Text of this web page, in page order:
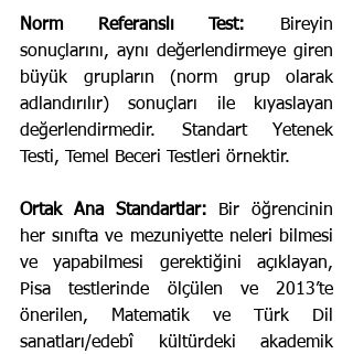
Norm Referanslı Test: Bireyin
sonuçlarını, aynı değerlendirmeye giren
büyük grupların (norm grup olarak
adlandırılır) sonuçları ile kıyaslayan
değerlendirmedir. Standart Yetenek
Testi, Temel Beceri Testleri örnektir.
Ortak Ana Standartlar: Bir öğrencinin
her sınıfta ve mezuniyette neleri bilmesi
ve yapabilmesi gerektiğini açıklayan,
Pisa testlerinde ölçülen ve 2013’te
önerilen, Matematik ve Türk Dil
sanatları/edebî kültürdeki akademik